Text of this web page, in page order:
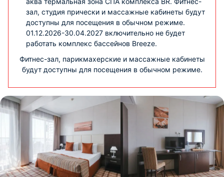
зал, студия прически и массажные кабинеты будут
доступны для посещения в обычном режиме.
01.12.2026-30.04.2027 включительно не будет
работать комплекс бассейнов Breeze.
Фитнес-зал, парикмахерские и массажные кабинеты
будут доступны для посещения в обычном режиме.